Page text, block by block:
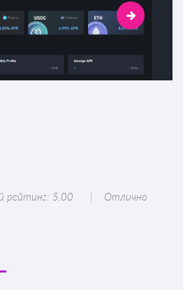
рейтинг: 5.00 Отлично